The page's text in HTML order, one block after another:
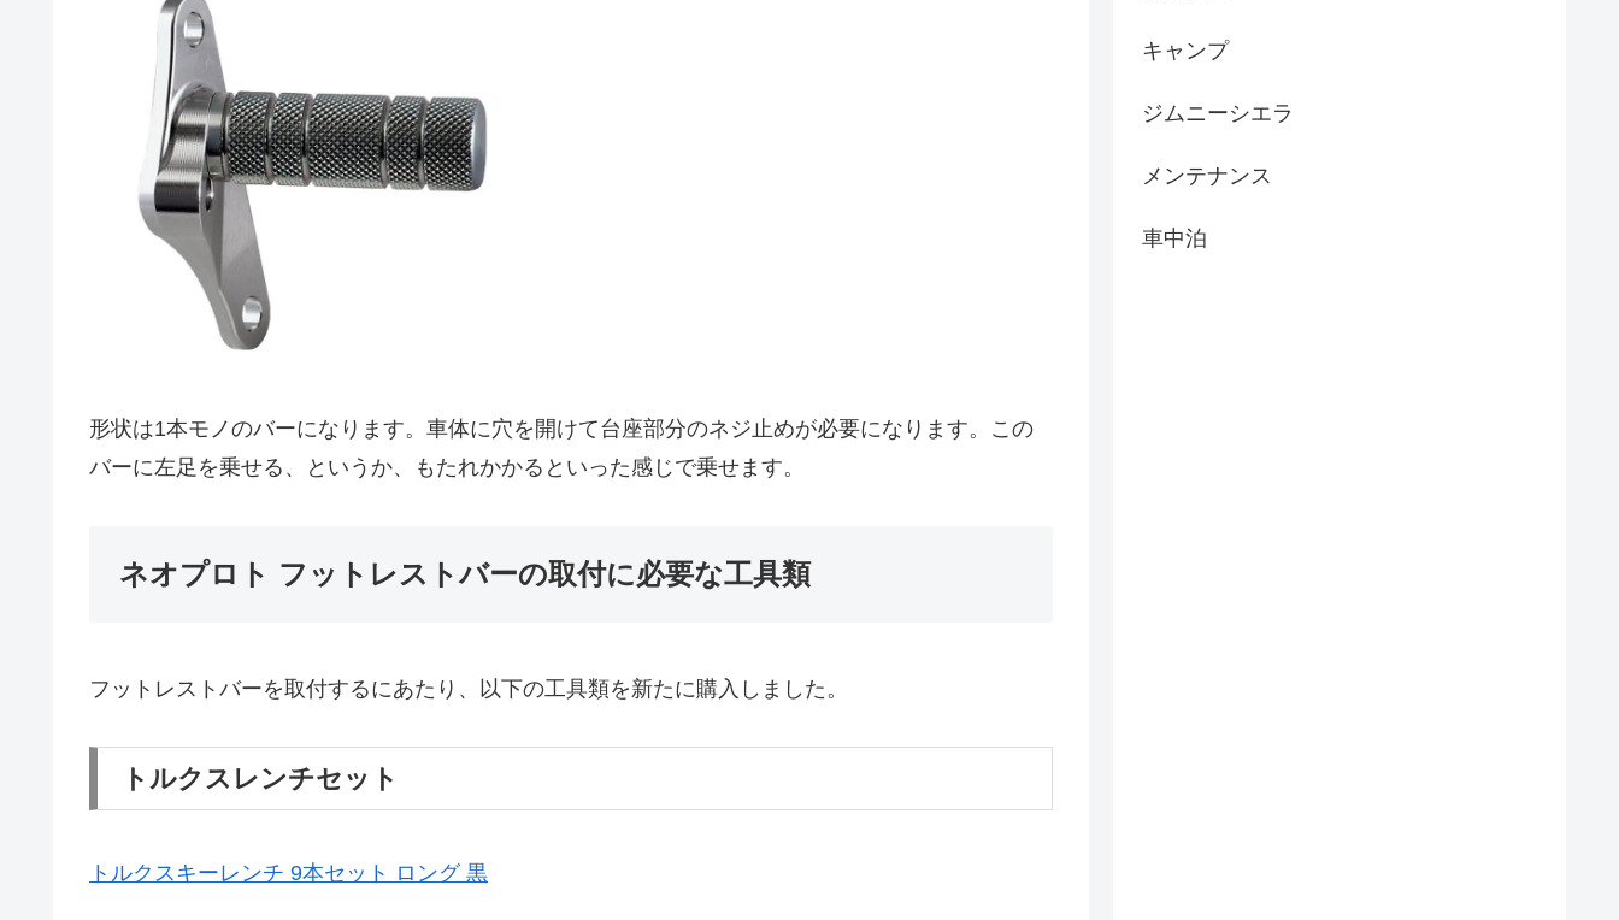
形状は1本モノのバーになります。車体に穴を開けて台座部分のネジ止めが必要になります。この
バーに左足を乗せる、というか、もたれかかるといった感じで乗せます。
ネオプロト フットレストバーの取付に必要な工具類
フットレストバーを取付するにあたり、以下の工具類を新たに購入しました。
トルクスレンチセット
トルクスキーレンチ 9本セット ロング 黒
キャンプ
ジムニーシエラ
メンテナンス
車中泊